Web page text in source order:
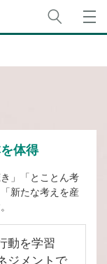
産性本部
体得
」「とことん考
新たな考えを産
動を学習
ジメントで